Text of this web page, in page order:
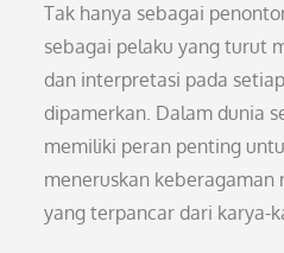
Tak hanya sebagai
sebagai pelaku yang turut
dan interpretasi pada
dipamerkan. Dalam dunia
memiliki peran penting
meneruskan keberagaman
yang terpancar dari karya-